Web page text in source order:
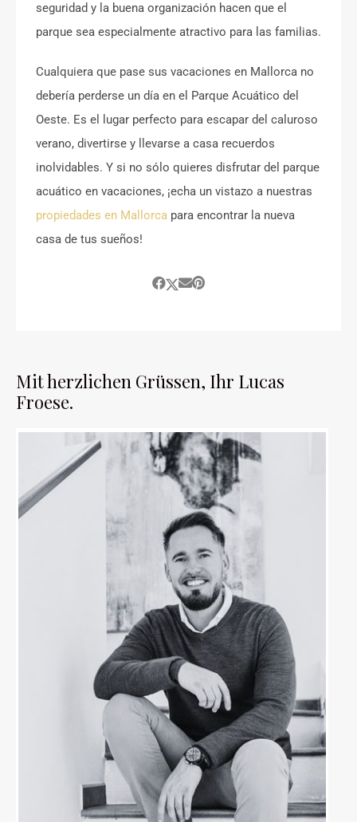
seguridad y la buena organización hacen que el
parque sea especialmente atractivo para las familias.
Cualquiera que pase sus vacaciones en Mallorca no
debería perderse un día en el Parque Acuático del
Oeste. Es el lugar perfecto para escapar del caluroso
verano, divertirse y llevarse a casa recuerdos
inolvidables. Y si no sólo quieres disfrutar del parque
acuático en vacaciones, ¡echa un vistazo a nuestras
propiedades en Mallorca para encontrar la nueva
casa de tus sueños!
Mit herzlichen Grüssen, Ihr Lucas
Froese.